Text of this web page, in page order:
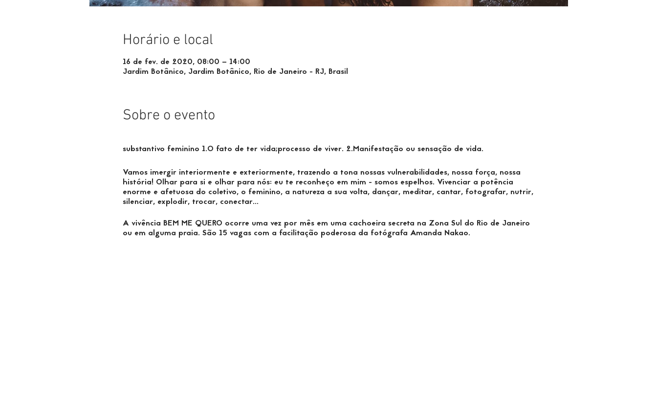
Horário e local
16 de fev. de 2020, 08:00 – 14:00
Jardim Botânico, Jardim Botânico, Rio de Janeiro - RJ, Brasil
Sobre o evento
substantivo feminino 1.O fato de ter vida;processo de viver. 2.Manifestação ou sensação de vida.
Vamos imergir interiormente e exteriormente, trazendo a tona nossas vulnerabilidades, nossa força, nossa
história! Olhar para si e olhar para nós: eu te reconheço em mim - somos espelhos. Vivenciar a potência
enorme e afetuosa do coletivo, o feminino, a natureza a sua volta, dançar, meditar, cantar, fotografar, nutrir,
silenciar, explodir, trocar, conectar...
A vivência BEM ME QUERO ocorre uma vez por mês em uma cachoeira secreta na Zona Sul do Rio de Janeiro
ou em alguma praia. São 15 vagas com a facilitação poderosa da fotógrafa Amanda Nakao.